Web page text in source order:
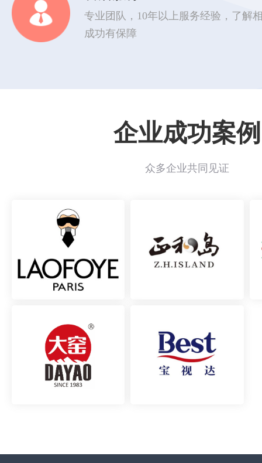
专业团队，10年以上服务经验，了解
成功有保障
企业成功案例
众多企业共同见证